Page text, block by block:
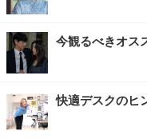
今観るべきオス
快適デスクのヒ